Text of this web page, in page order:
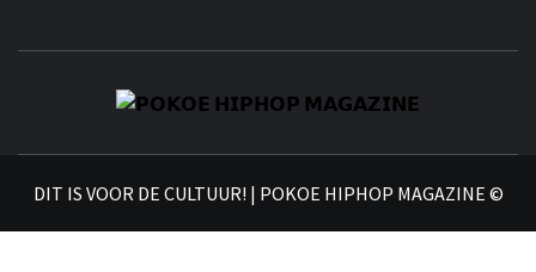
DIT IS VOOR DE CULTUUR! | POKOE HIPHOP MAGAZINE ©